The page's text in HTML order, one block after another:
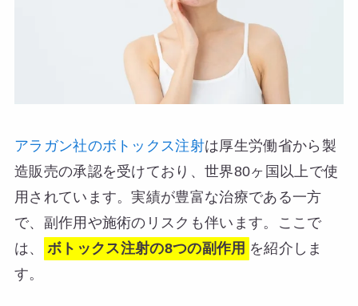
アラガン社のボトックス注射は厚生労働省から製
造販売の承認を受けており、世界80ヶ国以上で使
用されています。実績が豊富な治療である一方
で、副作用や施術のリスクも伴います。ここで
は、
ボトックス注射の8つの副作用 を紹介しま
す。